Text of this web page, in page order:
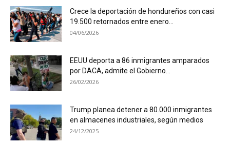
Crece la deportación de hondureños con casi
19.500 retornados entre enero...
04/06/2026
EEUU deporta a 86 inmigrantes amparados
por DACA, admite el Gobierno...
26/02/2026
Trump planea detener a 80.000 inmigrantes
en almacenes industriales, según medios
24/12/2025